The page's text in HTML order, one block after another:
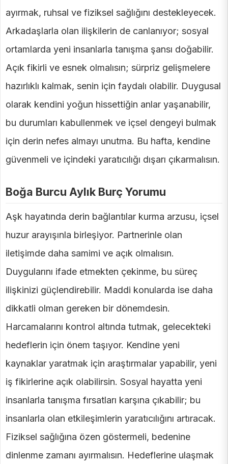
ayırmak, ruhsal ve fiziksel sağlığını destekleyecek.
Arkadaşlarla olan ilişkilerin de canlanıyor; sosyal
ortamlarda yeni insanlarla tanışma şansı doğabilir.
Açık fikirli ve esnek olmalısın; sürpriz gelişmelere
hazırlıklı kalmak, senin için faydalı olabilir. Duygusal
olarak kendini yoğun hissettiğin anlar yaşanabilir,
bu durumları kabullenmek ve içsel dengeyi bulmak
için derin nefes almayı unutma. Bu hafta, kendine
güvenmeli ve içindeki yaratıcılığı dışarı çıkarmalısın.
Boğa Burcu Aylık Burç Yorumu
Aşk hayatında derin bağlantılar kurma arzusu, içsel
huzur arayışınla birleşiyor. Partnerinle olan
iletişimde daha samimi ve açık olmalısın.
Duygularını ifade etmekten çekinme, bu süreç
ilişkinizi güçlendirebilir. Maddi konularda ise daha
dikkatli olman gereken bir dönemdesin.
Harcamalarını kontrol altında tutmak, gelecekteki
hedeflerin için önem taşıyor. Kendine yeni
kaynaklar yaratmak için araştırmalar yapabilir, yeni
iş fikirlerine açık olabilirsin. Sosyal hayatta yeni
insanlarla tanışma fırsatları karşına çıkabilir; bu
insanlarla olan etkileşimlerin yaratıcılığını artıracak.
Fiziksel sağlığına özen göstermeli, bedenine
dinlenme zamanı ayırmalısın. Hedeflerine ulaşmak